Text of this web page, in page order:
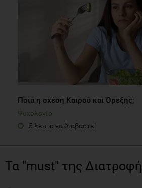
Ποια η σχέση Καιρού και Όρεξης;
Ψυχολογία
5 λεπτά να διαβαστεί
Τα "must" της